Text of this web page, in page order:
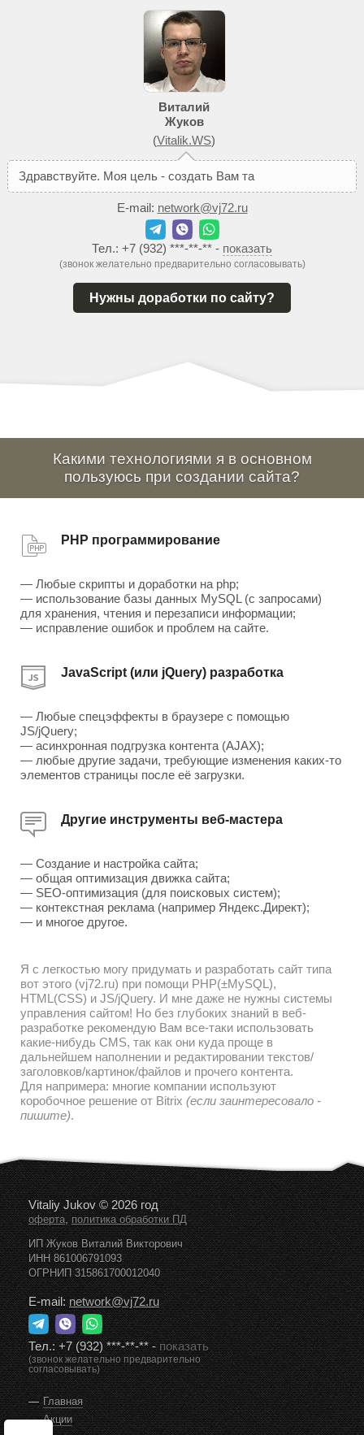
Виталий
Жуков
(Vitalik.WS)
Здравствуйте. Моя цель - создать Вам так
E-mail: network@vj72.ru
Тел.: +7 (932) ***-**-** - показать
(звонок желательно предварительно согласовывать)
Нужны доработки по сайту?
Какими технологиями я в основном
пользуюсь при создании сайта?
PHP программирование
— Любые скрипты и доработки на php;
— использование базы данных MySQL (с запросами)
для хранения, чтения и перезаписи информации;
— исправление ошибок и проблем на сайте.
JavaScript (или jQuery) разработка
— Любые спецэффекты в браузере с помощью
JS/jQuery;
— асинхронная подгрузка контента (AJAX);
— любые другие задачи, требующие изменения каких-то
элементов страницы после её загрузки.
Другие инструменты веб-мастера
— Создание и настройка сайта;
— общая оптимизация движка сайта;
— SEO-оптимизация (для поисковых систем);
— контекстная реклама (например Яндекс.Директ);
— и многое другое.
Я с легкостью могу придумать и разработать сайт типа
вот этого (vj72.ru) при помощи PHP(±MySQL),
HTML(CSS) и JS/jQuery. И мне даже не нужны системы
управления сайтом! Но без глубоких знаний в веб-
разработке рекомендую Вам все-таки использовать
какие-нибудь CMS, так как они куда проще в
дальнейшем наполнении и редактировании текстов/
заголовков/картинок/файлов и прочего контента.
Для напримера: многие компании используют
коробочное решение от Bitrix (если заинтересовало -
пишите).
Vitaliy Jukov © 2026 год
оферта,политика обработки ПД
ИП Жуков Виталий Викторович
ИНН 861006791093
ОГРНИП 315861700012040
E-mail:network@vj72.ru
Тел.:+7 (932) ***-**-**-показать
(звонок желательно предварительно
согласовывать)
Главная
Акции